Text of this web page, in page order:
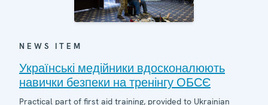
NEWS ITEM
Українські медійники вдосконалюють
навички безпеки на тренінгу ОБСЄ
Practical part of first aid training, provided to Ukrainian